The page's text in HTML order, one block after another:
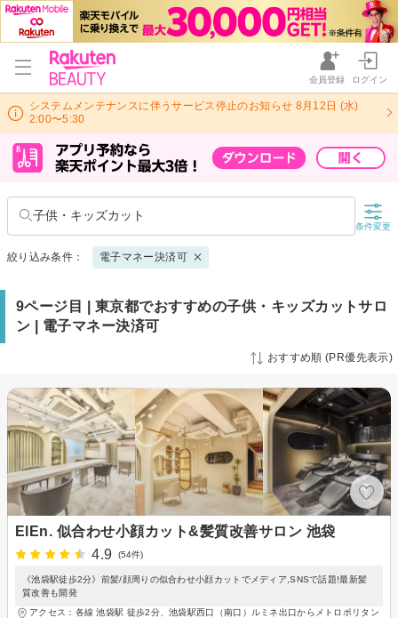
会員登録 ログイン
システムメンテナンスに伴うサービス停止のお知らせ 8月12日 (水)
2:00〜5:30
子供・キッズカット
条件変更
絞り込み条件： 電子マネー決済可
9ページ目 | 東京都でおすすめの子供・キッズカットサロ
ン | 電子マネー決済可
おすすめ順 (PR優先表示)
ElEn. 似合わせ小顔カット&髪質改善サロン 池袋
4.9
(54件)
《池袋駅徒歩2分》前髪/顔周りの似合わせ小顔カットでメディア,SNSで話題!最新髪
質改善も開発
アクセス：各線 池袋駅 徒歩2分、池袋駅西口（南口）ルミネ出口からメトロポリタン